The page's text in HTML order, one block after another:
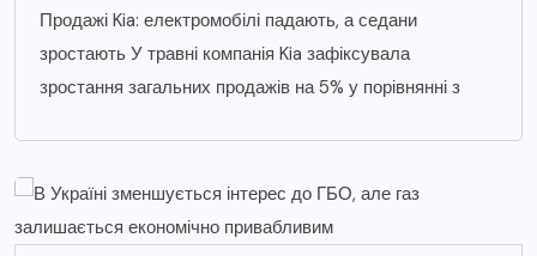
Продажі Kia: електромобілі падають, а седани
зростають У травні компанія Kia зафіксувала
зростання загальних продажів на 5% у порівнянні з